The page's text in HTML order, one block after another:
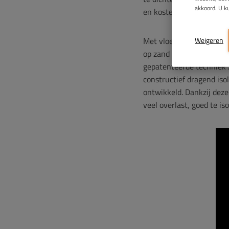
akkoord. U
Weigeren
en kosten) vaak
Met vloer op zand
op zand zijn gebouwd
gepatenteerde
constructief dragend
ontwikkeld. Dankzij
veel overlast, goed te